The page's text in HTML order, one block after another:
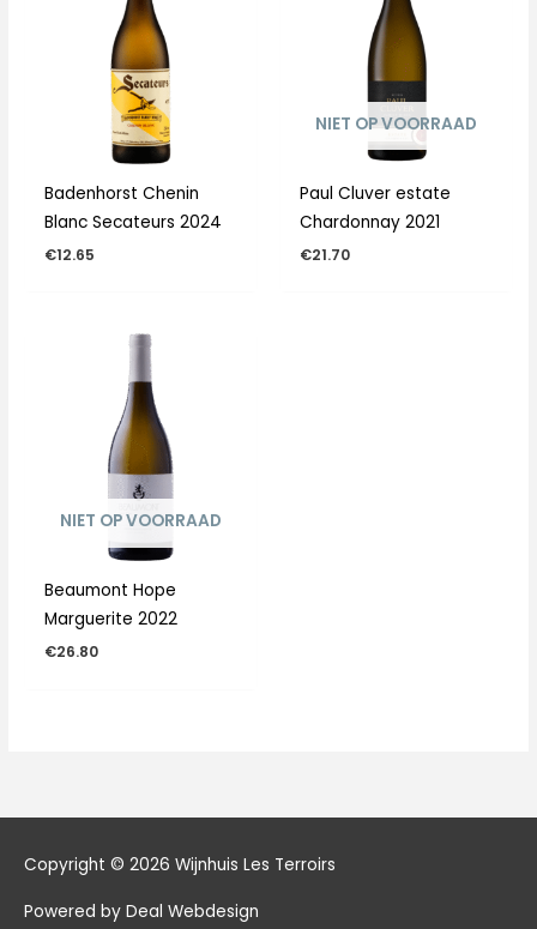
Badenhorst Chenin
Blanc Secateurs 2024
€12.65
NIET OP VOORRAAD
Paul Cluver estate
Chardonnay 2021
€21.70
NIET OP VOORRAAD
Beaumont Hope
Marguerite 2022
€26.80
Copyright © 2026 Wijnhuis Les Terroirs
Powered by Deal Webdesign